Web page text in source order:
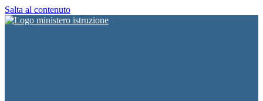
Salta al contenuto